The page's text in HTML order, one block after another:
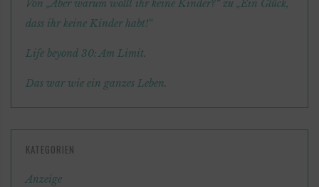
Von „Aber warum wollt ihr keine Kinder?“ zu „Ein Glück,
dass ihr keine Kinder habt!“
Life beyond 30: Am Limit.
Das war wie ein ganzes Leben.
KATEGORIEN
Anzeige